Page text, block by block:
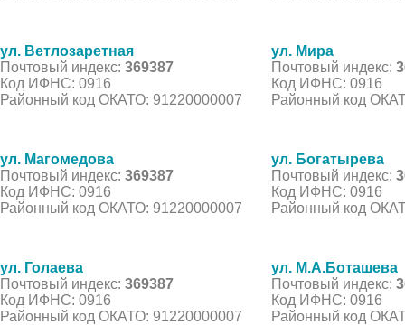
ул. Ветлозаретная
Почтовый индекс: 369387
Код ИФНС: 0916
Районный код ОКАТО: 91220000007
ул. Мира
Почтовый индекс:
Код ИФНС: 0916
Районный код
ул. Магомедова
Почтовый индекс: 369387
Код ИФНС: 0916
Районный код ОКАТО: 91220000007
ул. Богатырева
Почтовый индекс:
Код ИФНС: 0916
Районный код
ул. Голаева
Почтовый индекс: 369387
Код ИФНС: 0916
Районный код ОКАТО: 91220000007
ул. М.А.Боташева
Почтовый индекс:
Код ИФНС: 0916
Районный код